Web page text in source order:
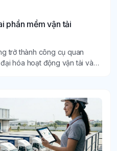
phần mềm vận tải
trở thành công cụ quan
hóa hoạt động vận tải và